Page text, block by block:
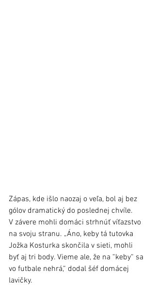
Zápas, kde išlo naozaj o veľa, bol aj bez
gólov dramatický do poslednej chvíle.
V závere mohli domáci strhnúť víťazstvo
na svoju stranu. „Áno, keby tá tutovka
Jožka Kosturka skončila v sieti, mohli
byť aj tri body. Vieme ale, že na “keby“ sa
vo futbale nehrá,“ dodal šéf domácej
lavičky.